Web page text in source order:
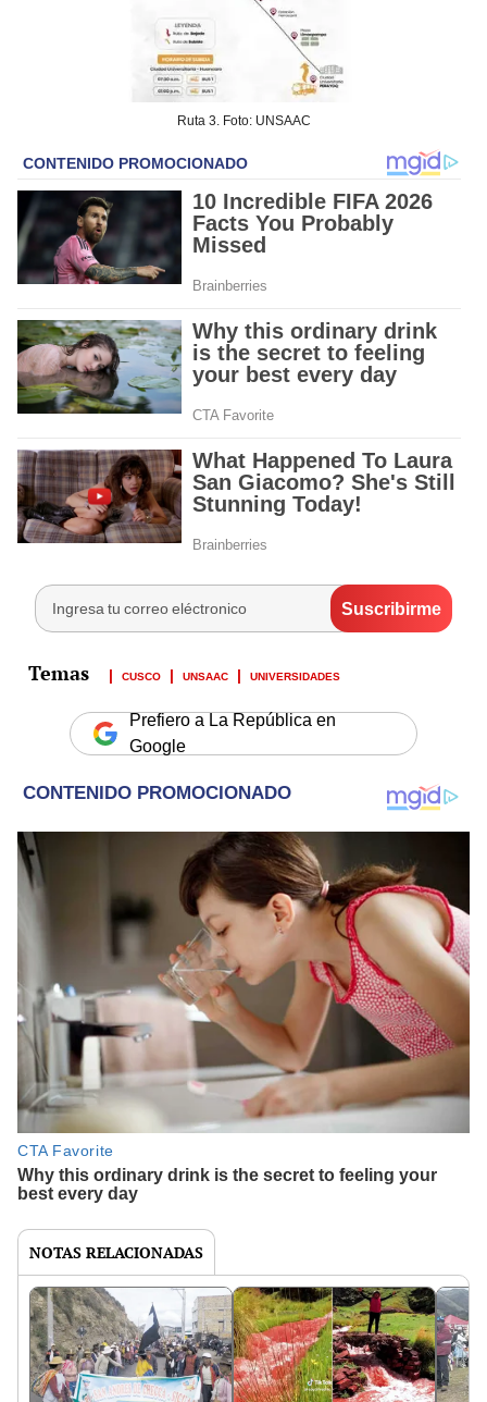
Ruta 3. Foto: UNSAAC
CUSCO UNSAAC UNIVERSIDADES
Prefiero a La República en
Google
NOTAS RELACIONADAS